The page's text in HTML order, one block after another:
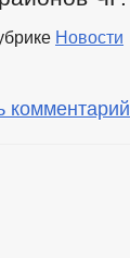
Новости
комментарий